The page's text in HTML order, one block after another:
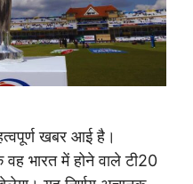
खबर आई है।
वह भारत में होने वाले टी20